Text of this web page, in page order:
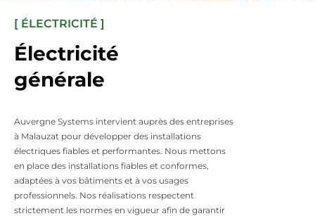
[ ÉLECTRICITÉ ]
Électricité
générale
Auvergne Systems intervient auprès des entreprises
à Malauzat pour développer des installations
électriques fiables et performantes. Nous mettons
en place des installations fiables et conformes,
adaptées à vos bâtiments et à vos usages
professionnels. Nos réalisations respectent
strictement les normes en vigueur afin de garantir